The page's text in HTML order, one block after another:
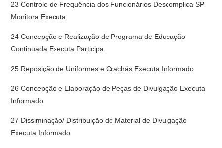
23 Controle de Frequência dos Funcionários Descomplica SP
Monitora Executa
24 Concepção e Realização de Programa de Educação
Continuada Executa Participa
25 Reposição de Uniformes e Crachás Executa Informado
26 Concepção e Elaboração de Peças de Divulgação Executa
Informado
27 Dissiminação/ Distribuição de Material de Divulgação
Executa Informado